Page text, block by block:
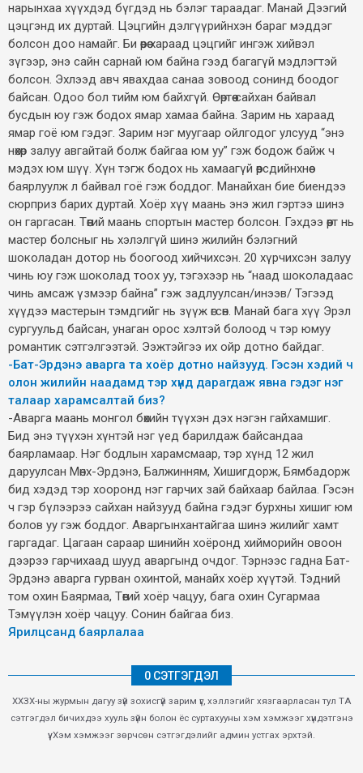
нарынхаа хүүхдэд бүгдэд нь бэлэг тараадаг. Манай Дээгий
цэцгэнд их дуртай. Цэцгийн дэлгүүрийнхэн бараг мэддэг
болсон доо намайг. Би өөрөө хараад цэцгийг ингэж хийвэл
зүгээр, энэ сайн сарнай юм байна гээд багагүй мэдлэгтэй
болсон. Эхлээд авч явахдаа санаа зовоод сонинд боодог
байсан. Одоо бол тийм юм байхгүй. Өөртөө сайхан байвал
бусдын юу гэж бодох ямар хамаа байна. Зарим нь хараад
ямар гоё юм гэдэг. Зарим нэг муугаар ойлгодог улсууд “энэ
нөхөр залуу авгайтай болж байгаа юм уу” гэж бодож байж ч
мэдэх юм шүү. Хүн тэгж бодох нь хамаагүй өөрсдийнхнөө
баярлуулж л байвал гоё гэж боддог. Манайхан бие биендээ
сюрприз барих дуртай. Хоёр хүү маань энэ жил гэртээ шинэ
он гаргасан. Төөгий маань спортын мастер болсон. Гэхдээ өөрт нь
мастер болсныг нь хэлэлгүй шинэ жилийн бэлэгний
шоколадан дотор нь боогоод хийчихсэн. 20 хүрчихсэн залуу
чинь юу гэж шоколад тоох уу, тэгэхээр нь “наад шоколадаас
чинь амсаж үзмээр байна” гэж задлуулсан/инээв/ Тэгээд
хүүдээ мастерын тэмдгийг нь зүүж өгсөн. Манай бага хүү Эрэл
сургуульд байсан, унаган орос хэлтэй болоод ч тэр юмуу
романтик сэтгэлгээтэй. Ээжтэйгээ их ойр дотно байдаг.
-Бат-Эрдэнэ аварга та хоёр дотно найзууд. Гэсэн хэдий ч
олон жилийн наадамд тэр хүнд дарагдаж явна гэдэг нэг
талаар харамсалтай биз?
-Аварга маань монгол бөхийн түүхэн дэх нэгэн гайхамшиг.
Бид энэ түүхэн хүнтэй нэг үед барилдаж байсандаа
баярламаар. Нэг бодлын харамсмаар, тэр хүнд 12 жил
даруулсан Мөнх-Эрдэнэ, Балжинням, Хишигдорж, Бямбадорж
бид хэдэд тэр хооронд нэг гарчих зай байхаар байлаа. Гэсэн
ч гэр бүлээрээ сайхан найзууд байна гэдэг бурхны хишиг юм
болов уу гэж боддог. Аваргынхантайгаа шинэ жилийг хамт
гаргадаг. Цагаан сараар шинийн хоёронд хийморийн овоон
дээрээ гарчихаад шууд аваргынд очдог. Тэрнээс гадна Бат-
Эрдэнэ аварга гурван охинтой, манайх хоёр хүүтэй. Тэдний
том охин Баярмаа, Төөгий хоёр чацуу, бага охин Сугармаа
Тэмүүлэн хоёр чацуу. Сонин байгаа биз.
Ярилцсанд баярлалаа
0 СЭТГЭГДЭЛ
ХХЗХ-ны журмын дагуу зүй зохисгүй зарим үг, хэллэгийг хязгаарласан тул ТА
сэтгэгдэл бичихдээ хууль зүйн болон ёс суртахууны хэм хэмжээг хүндэтгэнэ
үү. Хэм хэмжээг зөрчсөн сэтгэгдэлийг админ устгах эрхтэй.